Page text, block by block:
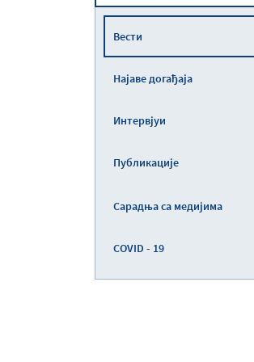
Вести
Најаве догађаја
Интервјуи
Публикације
Сарадња са медијима
COVID - 19